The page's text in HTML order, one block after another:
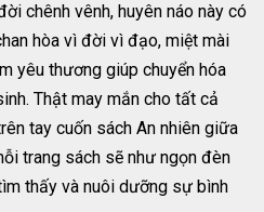
chênh vênh, huyên náo này có
hòa vì đời vì đạo, miệt mài
yêu thương giúp chuyển hóa
Thật may mắn cho tất cả
tay cuốn sách An nhiên giữa
trang sách sẽ như ngọn đèn
thấy và nuôi dưỡng sự bình